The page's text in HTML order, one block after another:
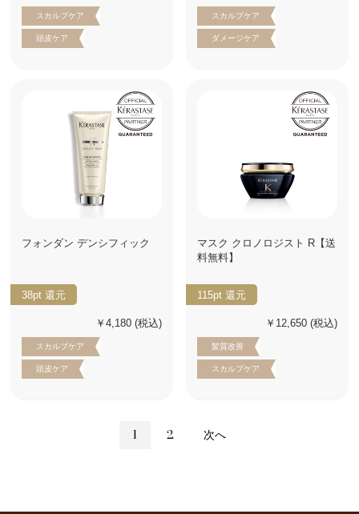
スカルプケア
頭皮ケア
スカルプケア
ダメージケア
フォンダン デンシフィック
38pt 還元
￥4,180 (税込)
スカルプケア
頭皮ケア
マスク クロノロジスト R【送
料無料】
115pt 還元
￥12,650 (税込)
髪質改善
スカルプケア
1 2 次へ